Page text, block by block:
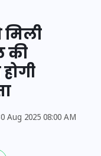
मिली
की
Aug 2025 08:00 AM